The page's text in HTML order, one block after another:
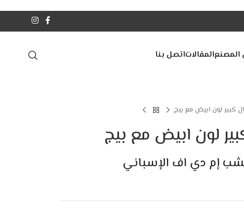
المصنعالمقالاتاتصل بنا
كبير لون ابيض مع بيج
لون ابيض مع بيج
إم دي اف الإسباني